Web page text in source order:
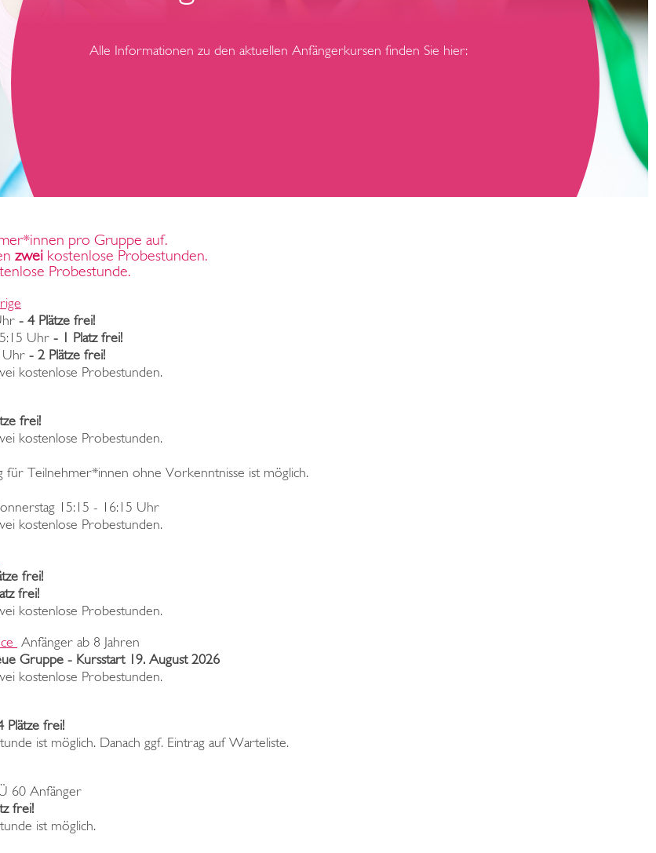
Alle Informationen zu den aktuellen Anfängerkursen finden Sie hier:
pro Gruppe auf.
zwei kostenlose Probestunden.
Probestunde.
- 4 Plätze frei!
Uhr - 1 Platz frei!
Uhr - 2 Plätze frei!
kostenlose Probestunden.
frei!
kostenlose Probestunden.
für Teilnehmer*innen ohne Vorkenntnisse ist möglich.
15:15 - 16:15 Uhr
kostenlose Probestunden.
frei!
frei!
kostenlose Probestunden.
Anfänger ab 8 Jahren
Gruppe - Kursstart 19. August 2026
kostenlose Probestunden.
Plätze frei!
ist möglich. Danach ggf. Eintrag auf Warteliste.
60 Anfänger
frei!
ist möglich.